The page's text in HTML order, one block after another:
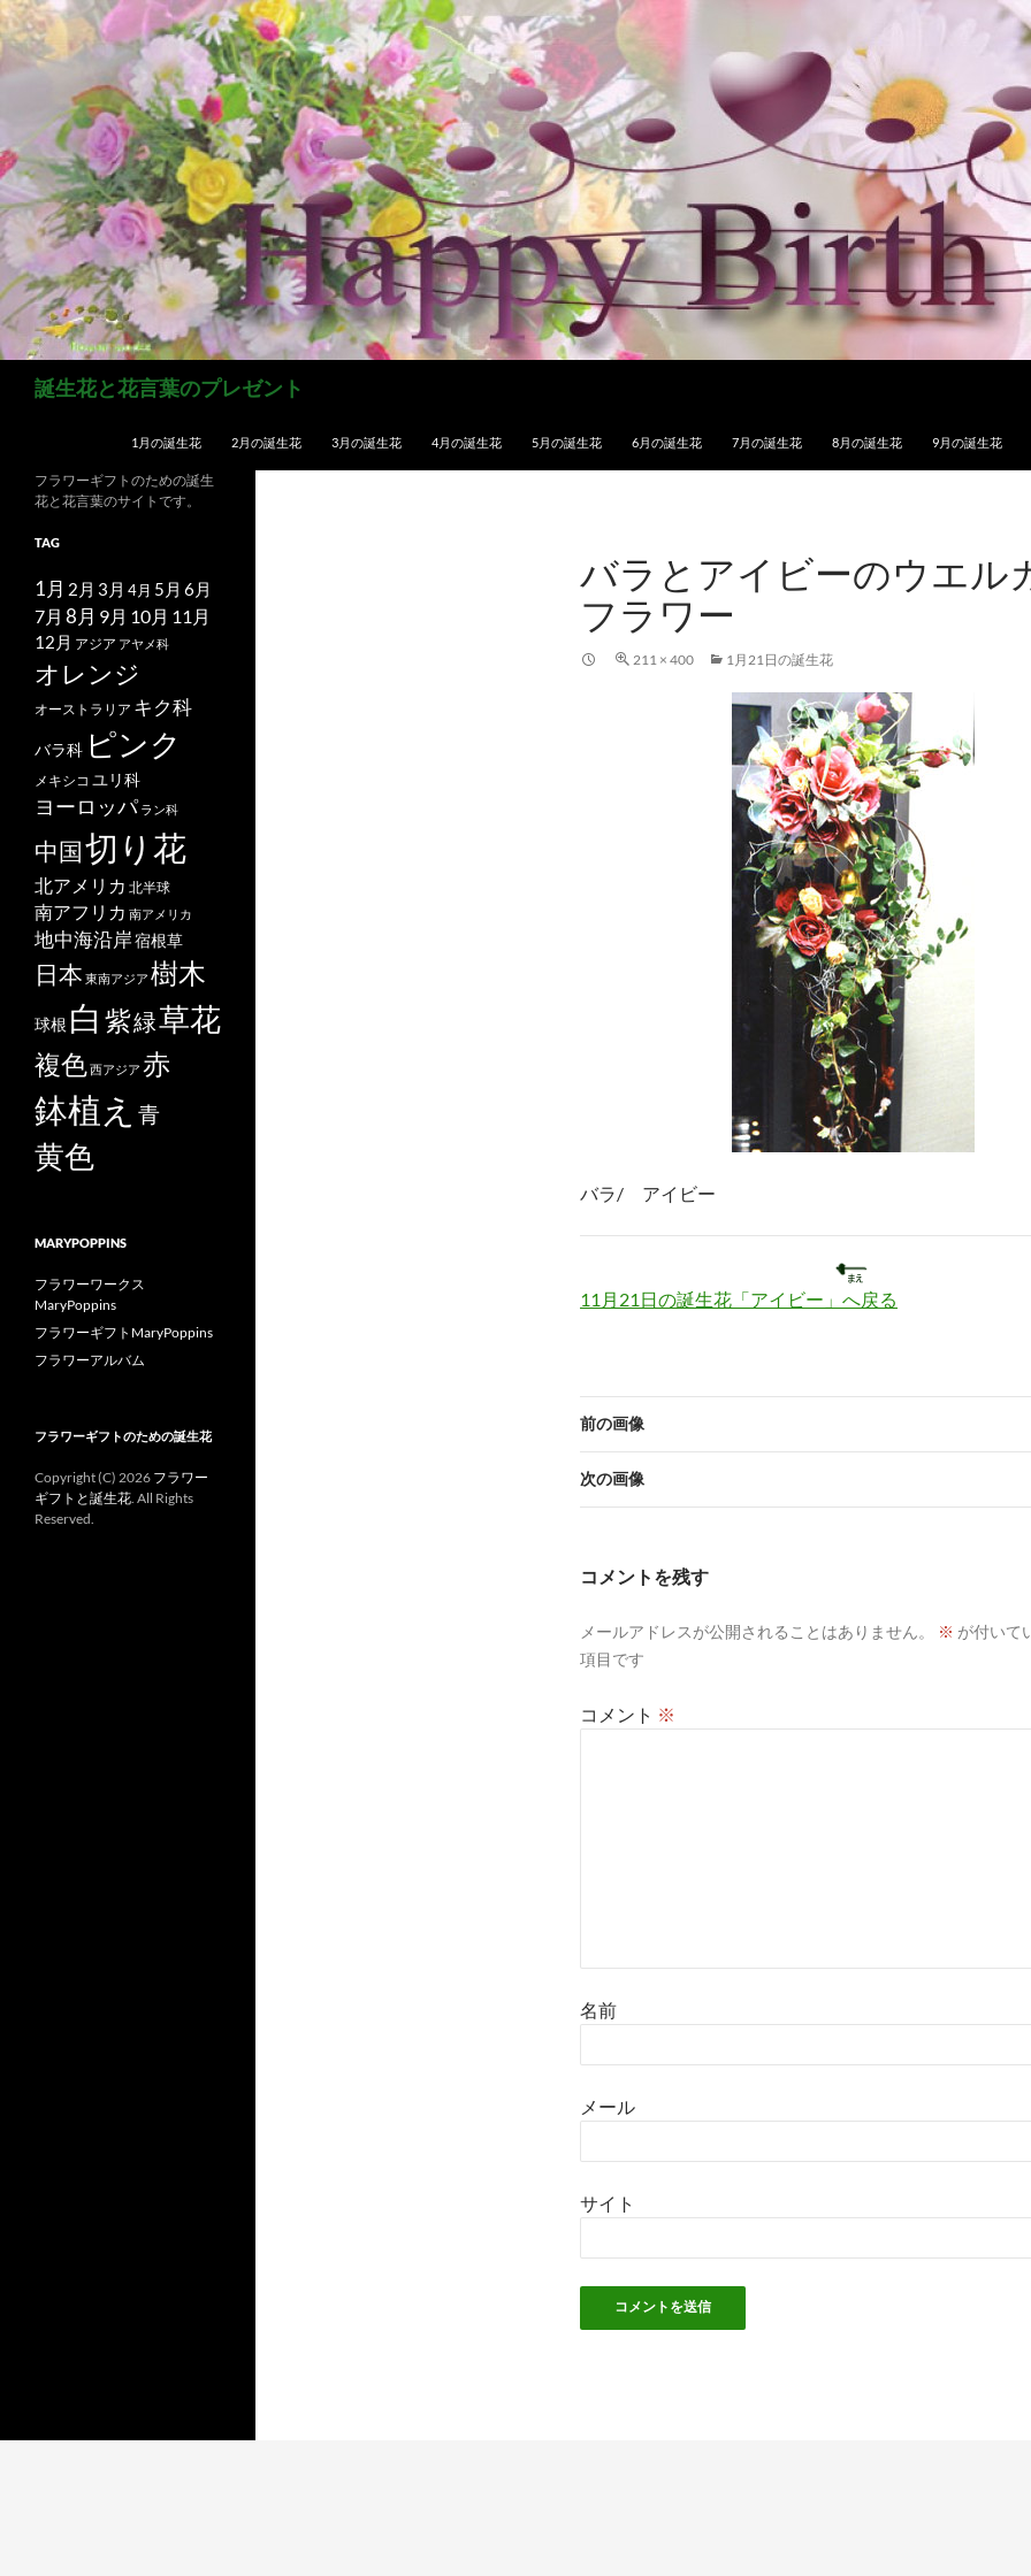
コ
ン
ツ
へ
ス
キ
ッ
プ
誕生花と花言葉のプレゼント
1月の誕生花 2月の誕生花 3月の誕生花 4月の誕生花 5月の誕生花 6月の誕生花 7月の誕生花 8月の誕生花 9月の誕生花
バラとアイビーのウエル
フラワー
211 × 400 1月21日の誕生花
バラ/ アイビー
11月21日の誕生花「アイビー」へ戻る
前の画像
次の画像
コメントを残す
メールアドレスが公開されることはありません。 ※ が付いて
項目です
コメント ※
名前
メール
サイト
フラワーギフトのための誕生
花と花言葉のサイトです。
TAG
1月 2月 3月 4月 5月 6月
7月 8月 9月 10月 11月
12月 アジア アヤメ科
オレンジ
オーストラリア キク科
バラ科 ピンク
メキシコ ユリ科
ヨーロッパ ラン科
中国切り花
北アメリカ 北半球
南アフリカ 南アメリカ
地中海沿岸宿根草
日本 東南アジア 樹木
球根 白 紫緑草花
複色西アジア 赤
鉢植え 青
黄色
MARYPOPPINS
フラワーワークス
MaryPoppins
フラワーギフトMaryPoppins
フラワーアルバム
フラワーギフトのための誕生花
Copyright (C) 2026 フラワー
ギフトと誕生花. All Rights
Reserved.